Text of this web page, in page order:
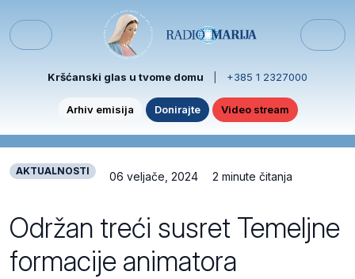
Menu
Kršćanski glas u tvome domu +385 1 2327000
Arhiv emisija Donirajte Video stream
AKTUALNOSTI 06 veljače, 2024 2 minute čitanja
Održan treći susret Temeljne
formacije animatora